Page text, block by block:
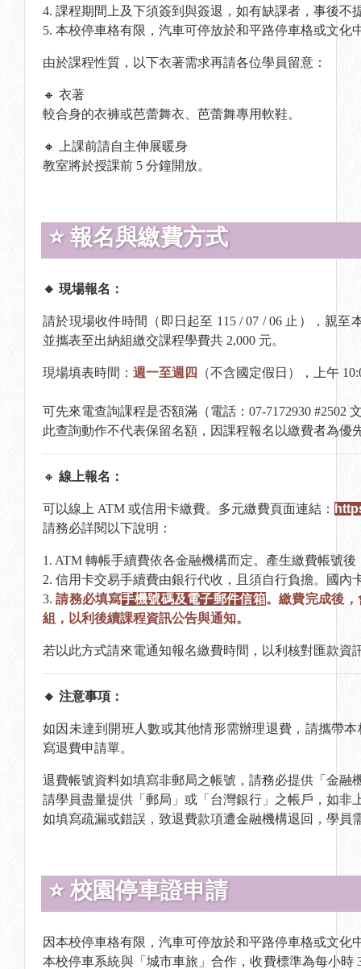
4. 課程期間上及下須簽到與簽退，如有缺課者，事後不
5. 本校停車格有限，汽車可停放於和平路停車格或文
由於課程性質，以下衣著需求再請各位學員留意：
🔸 衣著
較合身的衣褲或芭蕾舞衣、芭蕾舞專用軟鞋。
🔸 上課前請自主伸展暖身
教室將於授課前 5 分鐘開放。
⭐ 報名與繳費方式
🔸 現場報名：
請於現場收件時間（即日起至 115 / 07 / 06 止），親
並攜表至出納組繳交課程學費共 2,000 元。
現場填表時間： 週一至週四 （不含國定假日），上午
可先來電查詢課程是否額滿（電話：07-7172930 #2502
此查詢動作不代表保留名額，因課程報名以繳費者為優
🔸 線上報名：
可以線上 ATM 或信用卡繳費。多元繳費頁面連結：
請務必詳閱以下說明：
1. ATM 轉帳手續費依各金融機構而定。產生繳費帳號
2. 信用卡交易手續費由銀行代收，且須自行負擔。國內
3.請務必填寫手機號碼及電子郵件信箱。繳費完成後
組，以利後續課程資訊公告與通知。
若以此方式請來電通知報名繳費時間，以利核對匯款資
🔸 注意事項：
如因未達到開班人數或其他情形需辦理退費，請攜帶
寫退費申請單。
退費帳號資料如填寫非郵局之帳號，請務必提供「金融
請學員盡量提供「郵局」或「台灣銀行」之帳戶，如非
如填寫疏漏或錯誤，致退費款項遭金融機構退回，學員
⭐ 校園停車證申請
因本校停車格有限，汽車可停放於和平路停車格或文化
本校停車系統與「城市車旅」合作，收費標準為每小